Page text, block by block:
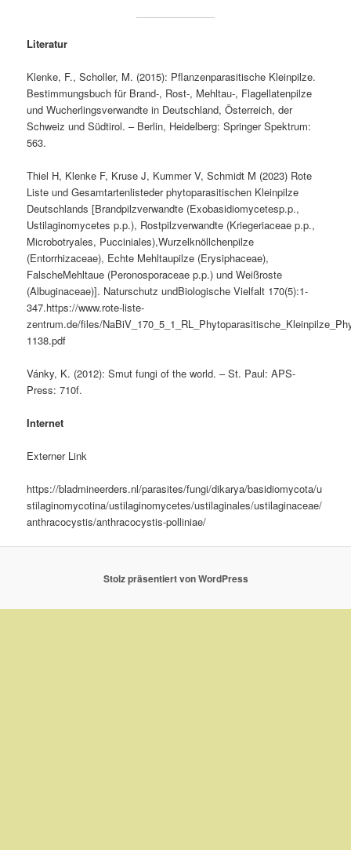
Literatur
Klenke, F., Scholler, M. (2015): Pflanzenparasitische Kleinpilze.
Bestimmungsbuch für Brand-, Rost-, Mehltau-, Flagellatenpilze
und Wucherlingsverwandte in Deutschland, Österreich, der
Schweiz und Südtirol. – Berlin, Heidelberg: Springer Spektrum:
563.
Thiel H, Klenke F, Kruse J, Kummer V, Schmidt M (2023) Rote
Liste und Gesamtartenlisteder phytoparasitischen Kleinpilze
Deutschlands [Brandpilzverwandte (Exobasidiomycetesp.p.,
Ustilaginomycetes p.p.), Rostpilzverwandte (Kriegeriaceae p.p.,
Microbotryales, Pucciniales),Wurzelknöllchenpilze
(Entorrhizaceae), Echte Mehltaupilze (Erysiphaceae),
FalscheMehltaue (Peronosporaceae p.p.) und Weißroste
(Albuginaceae)]. Naturschutz undBiologische Vielfalt 170(5):1-
347.https://www.rote-liste-
zentrum.de/files/
1138.pdf
Vánky, K. (2012): Smut fungi of the world. – St. Paul: APS-
Press: 710f.
Internet
Externer Link
https://bladmineerders.nl/parasites/fungi/dikarya/basidiomycota/u
stilaginomycotina/ustilaginomycetes/ustilaginales/ustilaginaceae/
anthracocystis/anthracocystis-polliniae/
Stolz präsentiert von WordPress